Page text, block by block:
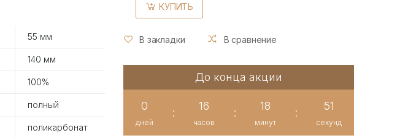
55 мм
140 мм
100%
полный
поликарбонат
КУПИТЬ
В закладки В сравнение
До конца акции
0
дней
:
16
часов
:
18
минут
:
50
секунд